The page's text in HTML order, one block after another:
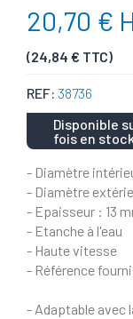
20,70 €
(24,84 € TTC)
REF: 38736
Disponible
fois en
- Diamètre
- Diamètre
- Epaisseur : 13
- Etanche à l'eau
- Haute vitesse
- Référence
- Adaptable avec